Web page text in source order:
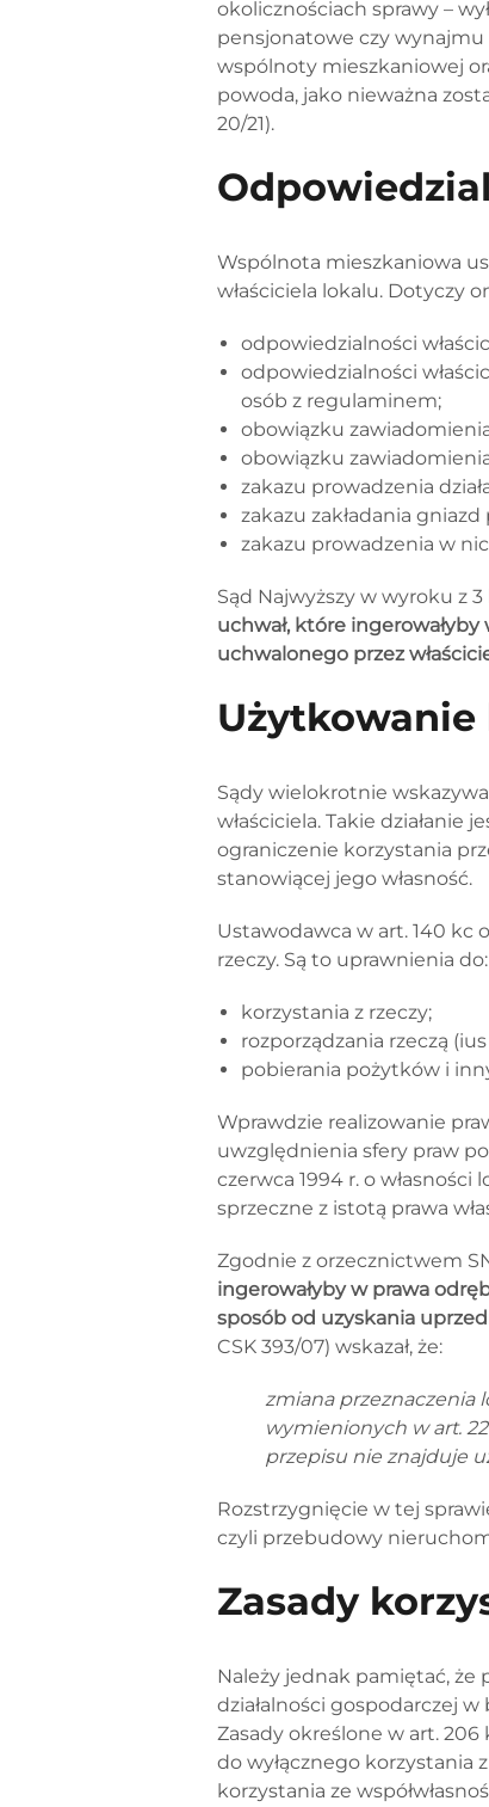
okolicznościach sprawy –
pensjonatowe czy wynajmu
wspólnoty mieszkaniowej
powoda, jako nieważna
20/21).
Wspólnota mieszkaniowa
właściciela lokalu. Dotyczy
odpowiedzialności
odpowiedzialności
osób z regulaminem;
obowiązku
obowiązku
zakazu prowadzenia
zakazu zakładania
zakazu prowadzenia w
Sąd Najwyższy w wyroku z
uchwał, które
uchwalonego przez
Użytkowanie
Sądy wielokrotnie
właściciela. Takie
ograniczenie korzystania
stanowiącej jego własność.
Ustawodawca w art. 140 kc
rzeczy. Są to uprawnienia do:
korzystania z rzeczy;
rozporządzania rzeczą
pobierania pożytków i
Wprawdzie realizowanie
uwzględnienia sfery praw
czerwca 1994 r. o
sprzeczne z istotą prawa
Zgodnie z orzecznictwem
ingerowałyby w prawa
sposób od uzyskania
CSK 393/07) wskazał, że:
zmiana przeznaczenia
wymienionych w art.
przepisu nie znajduje
Rozstrzygnięcie w tej
czyli przebudowy
Zasady
Należy jednak pamiętać, że
działalności gospodarczej
Zasady określone w art. 206
do wyłącznego korzystania
korzystania ze